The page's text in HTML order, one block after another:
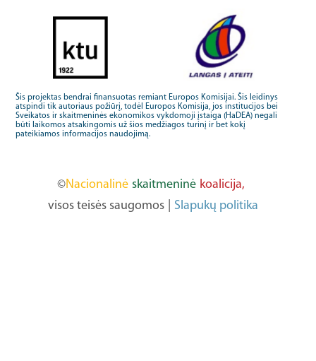
Šis projektas bendrai finansuotas remiant Europos Komisijai. Šis leidinys
atspindi tik autoriaus požiūrį, todėl Europos Komisija, jos institucijos bei
Sveikatos ir skaitmeninės ekonomikos vykdomoji įstaiga (HaDEA) negali
būti laikomos atsakingomis už šios medžiagos turinį ir bet kokį
pateikiamos informacijos naudojimą.
©Nacionalinė skaitmeninė koalicija,
visos teisės saugomos
Slapukų politika